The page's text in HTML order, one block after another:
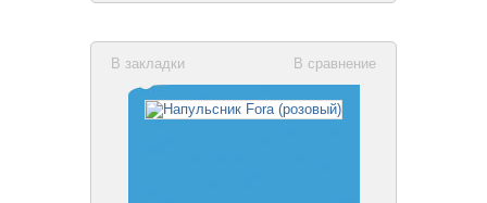
В сравнение
В закладки